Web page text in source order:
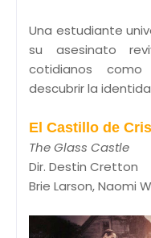
Una estudiante
su asesinato
cotidianos
descubrir la
El Castillo de
The Glass Castle
Dir. Destin Cretton
Brie Larson, Naomi